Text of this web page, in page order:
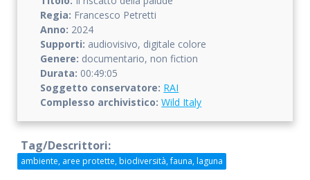
Regia: Francesco Petretti
Anno: 2024
Supporti: audiovisivo, digitale colore
Genere: documentario, non fiction
Durata: 00:49:05
Soggetto conservatore: RAI
Complesso archivistico: Wild Italy
Tag/Descrittori:
ambiente, aree protette, biodiversità, fauna, laguna